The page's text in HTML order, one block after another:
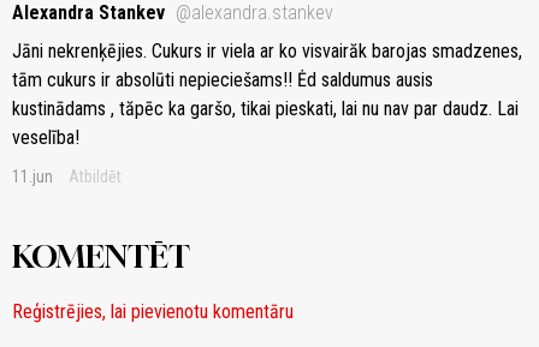
Alexandra Stankev @alexandra.stankev
Jāni nekrenķējies. Cukurs ir viela ar ko visvairăk barojas smadzenes,
tām cukurs ir absolūti nepieciešams!! Ėd saldumus ausis
kustinādams , tăpēc ka garšo, tikai pieskati, lai nu nav par daudz. Lai
veselība!
11.jun Atbildēt
KOMENTĒT
Reģistrējies, lai pievienotu komentāru